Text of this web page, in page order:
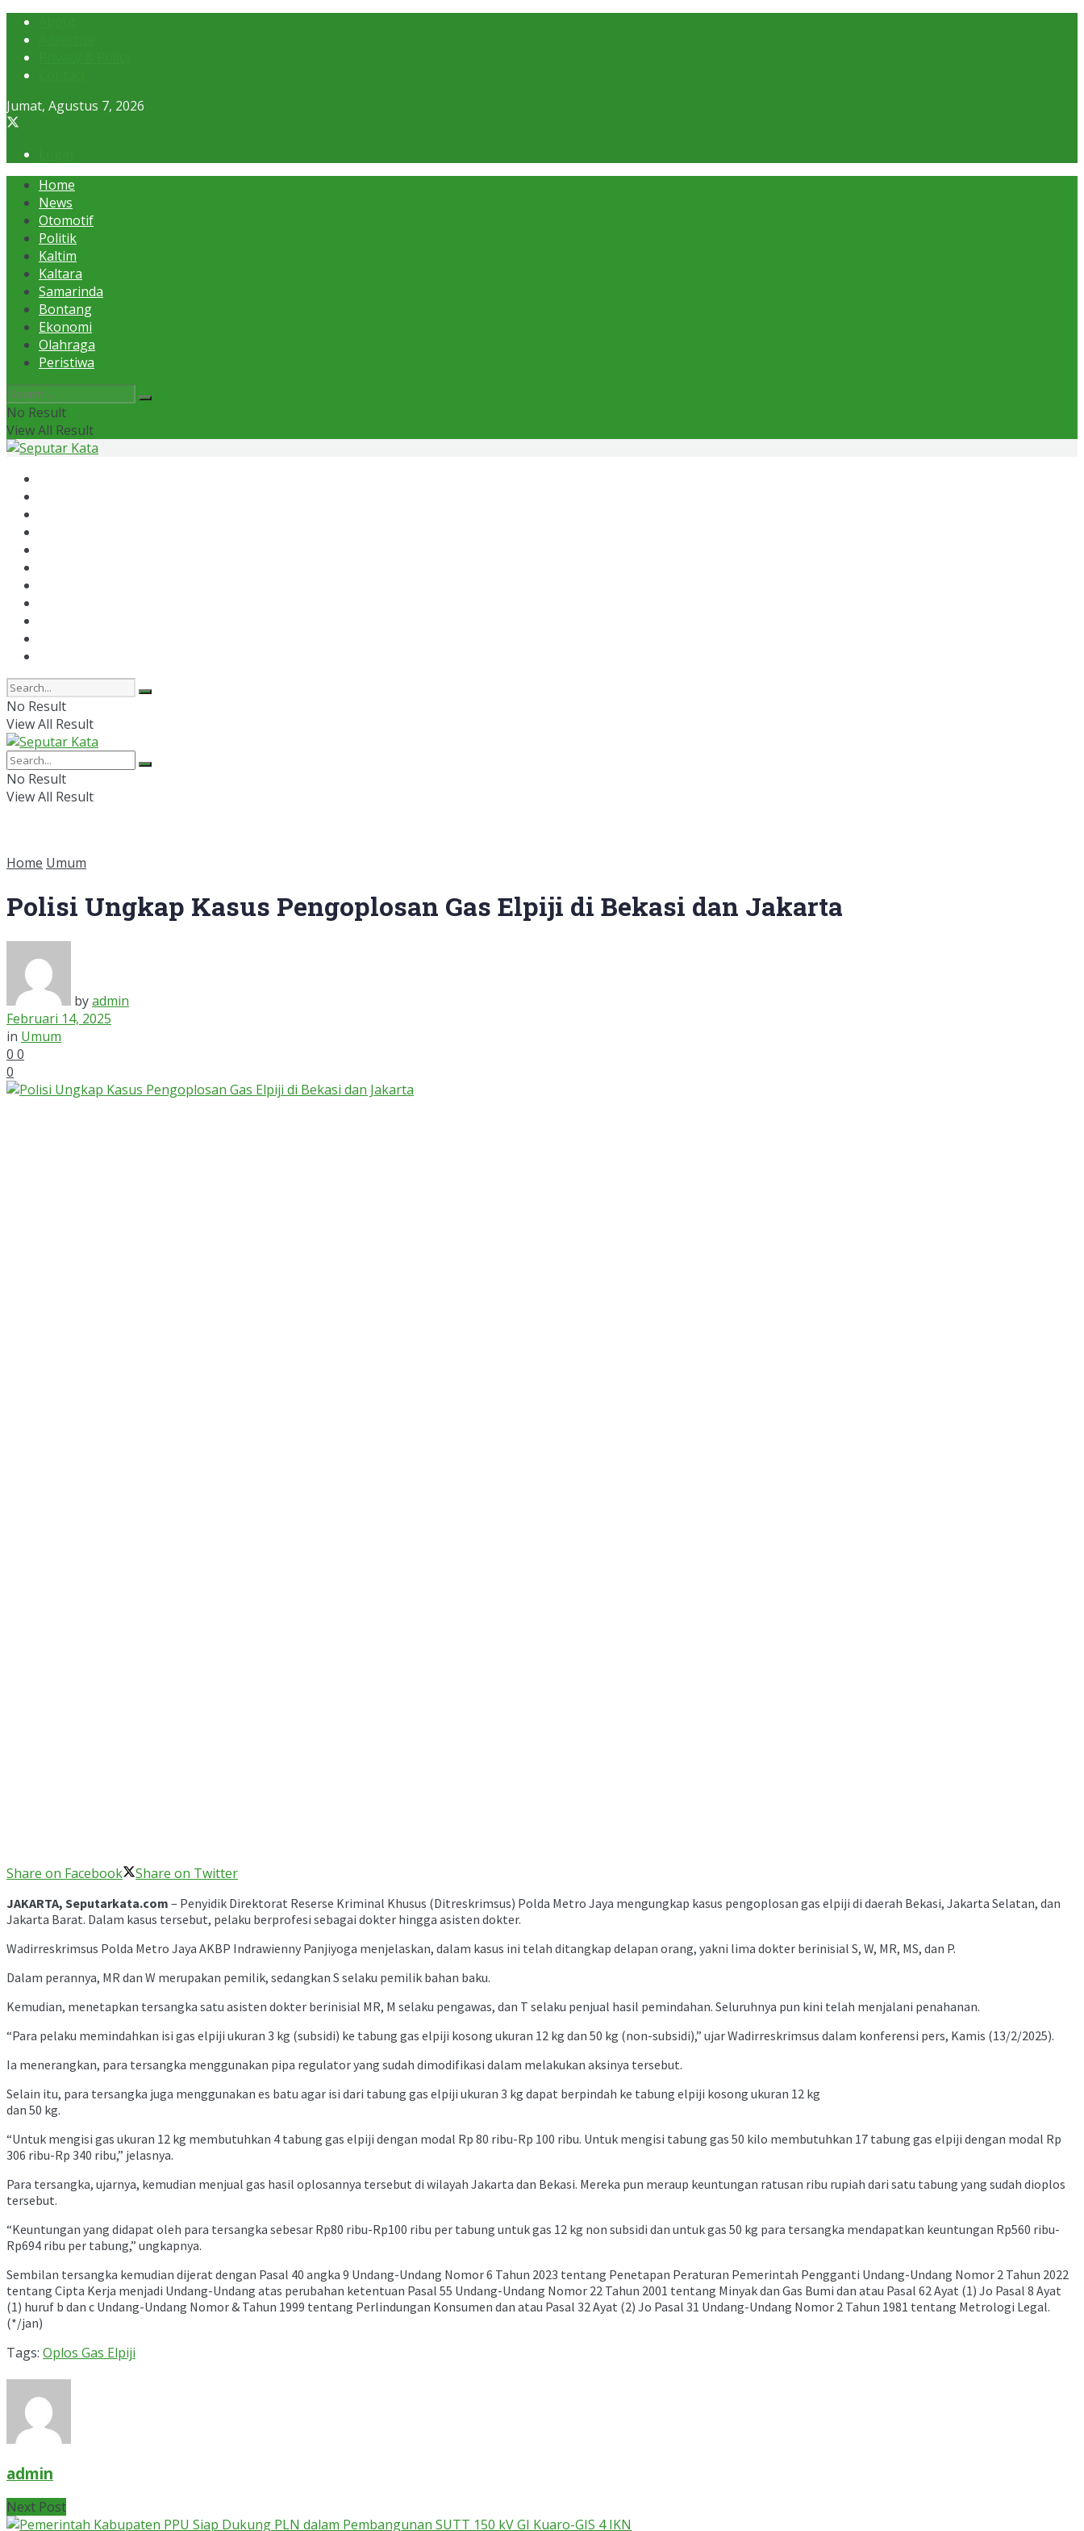
Jumat, Agustus 7, 2026
Home
News
Otomotif
Politik
Kaltim
Kaltara
Samarinda
Bontang
Ekonomi
Olahraga
Peristiwa
No Result
View All Result
No Result
View All Result
No Result
View All Result
Home Umum
Polisi Ungkap Kasus Pengoplosan Gas Elpiji di Bekasi dan Jakarta
byadmin
Februari 14, 2025
in Umum
0 0
0
Share on Facebook Share on Twitter
JAKARTA, Seputarkata.com – Penyidik Direktorat Reserse Kriminal Khusus (Ditreskrimsus) Polda Metro Jaya mengungkap kasus pengoplosan gas elpiji di daerah Bekasi, Jakarta Selatan, dan
Jakarta Barat. Dalam kasus tersebut, pelaku berprofesi sebagai dokter hingga asisten dokter.
Wadirreskrimsus Polda Metro Jaya AKBP Indrawienny Panjiyoga menjelaskan, dalam kasus ini telah ditangkap delapan orang, yakni lima dokter berinisial S, W, MR, MS, dan P.
Dalam perannya, MR dan W merupakan pemilik, sedangkan S selaku pemilik bahan baku.
Kemudian, menetapkan tersangka satu asisten dokter berinisial MR, M selaku pengawas, dan T selaku penjual hasil pemindahan. Seluruhnya pun kini telah menjalani penahanan.
“Para pelaku memindahkan isi gas elpiji ukuran 3 kg (subsidi) ke tabung gas elpiji kosong ukuran 12 kg dan 50 kg (non-subsidi),” ujar Wadirreskrimsus dalam konferensi pers, Kamis (13/2/2025).
Ia menerangkan, para tersangka menggunakan pipa regulator yang sudah dimodifikasi dalam melakukan aksinya tersebut.
Selain itu, para tersangka juga menggunakan es batu agar isi dari tabung gas elpiji ukuran 3 kg dapat berpindah ke tabung elpiji kosong ukuran 12 kg
dan 50 kg.
“Untuk mengisi gas ukuran 12 kg membutuhkan 4 tabung gas elpiji dengan modal Rp 80 ribu-Rp 100 ribu. Untuk mengisi tabung gas 50 kilo membutuhkan 17 tabung gas elpiji dengan modal Rp
306 ribu-Rp 340 ribu,” jelasnya.
Para tersangka, ujarnya, kemudian menjual gas hasil oplosannya tersebut di wilayah Jakarta dan Bekasi. Mereka pun meraup keuntungan ratusan ribu rupiah dari satu tabung yang sudah dioplos
tersebut.
“Keuntungan yang didapat oleh para tersangka sebesar Rp80 ribu-Rp100 ribu per tabung untuk gas 12 kg non subsidi dan untuk gas 50 kg para tersangka mendapatkan keuntungan Rp560 ribu-
Rp694 ribu per tabung,” ungkapnya.
Sembilan tersangka kemudian dijerat dengan Pasal 40 angka 9 Undang-Undang Nomor 6 Tahun 2023 tentang Penetapan Peraturan Pemerintah Pengganti Undang-Undang Nomor 2 Tahun 2022
tentang Cipta Kerja menjadi Undang-Undang atas perubahan ketentuan Pasal 55 Undang-Undang Nomor 22 Tahun 2001 tentang Minyak dan Gas Bumi dan atau Pasal 62 Ayat (1) Jo Pasal 8 Ayat
(1) huruf b dan c Undang-Undang Nomor & Tahun 1999 tentang Perlindungan Konsumen dan atau Pasal 32 Ayat (2) Jo Pasal 31 Undang-Undang Nomor 2 Tahun 1981 tentang Metrologi Legal.
(*/jan)
Tags: Oplos Gas Elpiji
admin
Next Post